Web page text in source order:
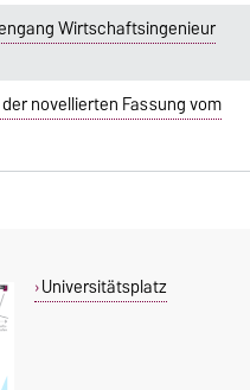
Wirtschaftsingenieur
novellierten Fassung vom
Universitätsplatz